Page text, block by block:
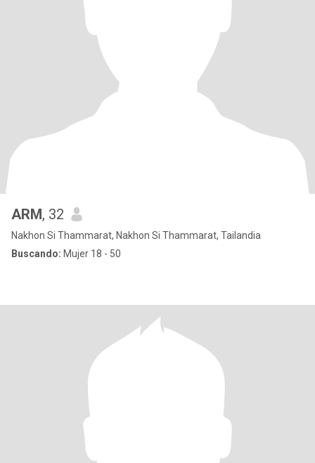
ARM, 32
Nakhon Si Thammarat, Nakhon Si Thammarat, Tailandia
Buscando: Mujer 18 - 50